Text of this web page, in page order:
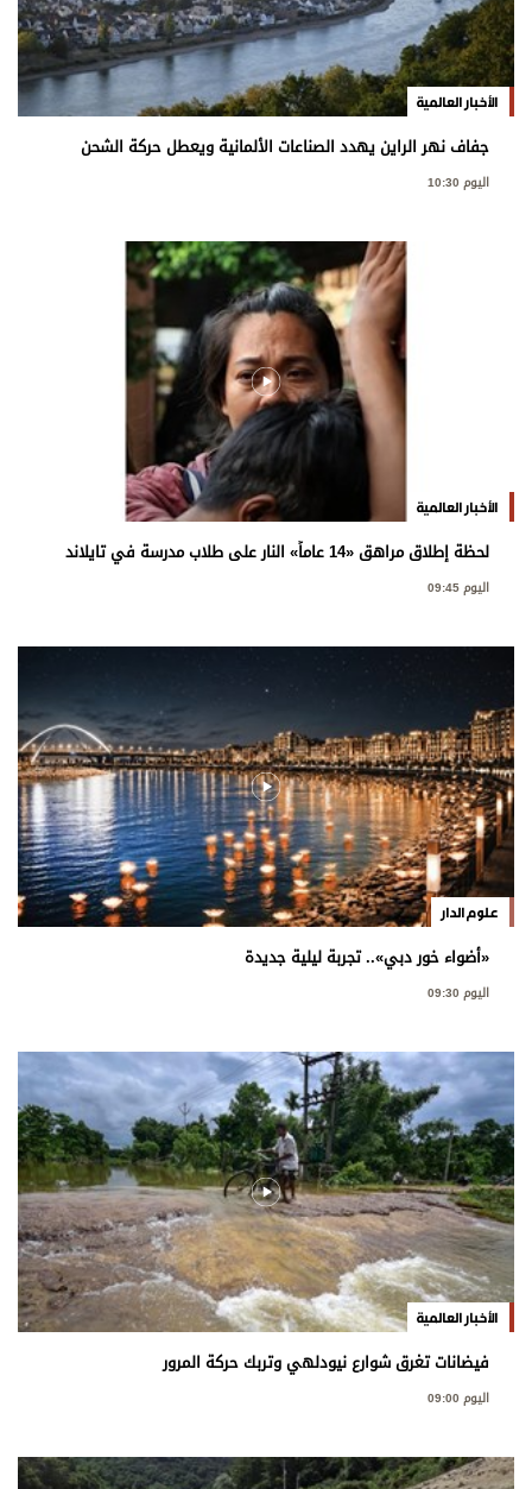
الأخبار العالمية
جفاف نهر الراين يهدد الصناعات الألمانية ويعطل حركة الشحن
اليوم 10:30
الأخبار العالمية
لحظة إطلاق مراهق «14 عاماً» النار على طلاب مدرسة في تايلاند
اليوم 09:45
علوم الدار
«أضواء خور دبي».. تجربة ليلية جديدة
اليوم 09:30
الأخبار العالمية
فيضانات تغرق شوارع نيودلهي وتربك حركة المرور
اليوم 09:00